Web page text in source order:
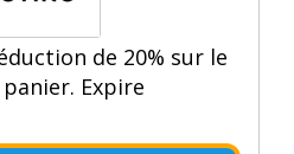
de 20% sur le
Expire